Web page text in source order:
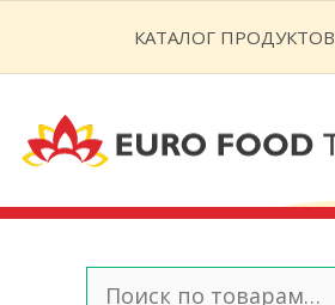
содержимому
КАТАЛОГ ПРОДУКТОВ